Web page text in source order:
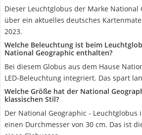
Dieser Leuchtglobus der Marke National
über ein aktuelles deutsches
2023.
Welche Beleuchtung ist beim
National Geographic enthalten?
Bei diesem Globus aus dem Hause
LED-Beleuchtung integriert. Das spart
Welche Größe hat der National
klassischen Stil?
Der National Geographic - Leuchtglobus
einen Durchmesser von 30 cm. Das ist